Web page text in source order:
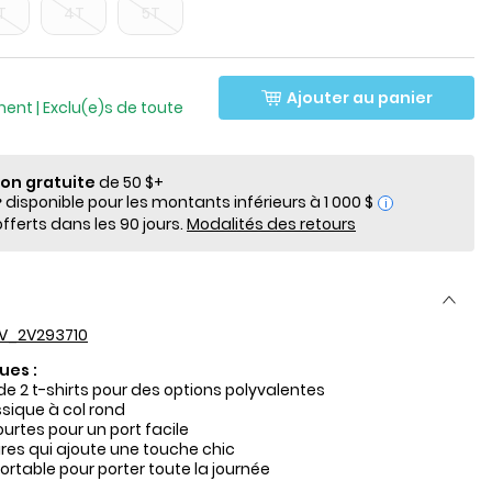
| Exclu(e)s de toute
Ajouter au panier
gratuitede 50 $+
i
dans les 90 jours.Modalités des retours
:
2 t-shirts pour des options polyvalentes
à col rond
pour un port facile
qui ajoute une touche chic
pour porter toute la journée